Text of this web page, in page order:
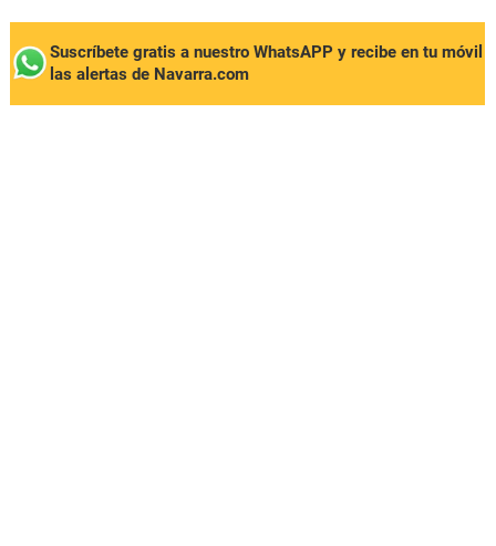
Suscríbete gratis a nuestro WhatsAPP y recibe en tu móvil
las alertas de Navarra.com